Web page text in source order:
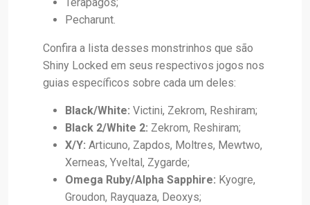
Terapagos;
Pecharunt.
Confira a lista desses monstrinhos que são
Shiny Locked em seus respectivos jogos nos
guias específicos sobre cada um deles:
Black/White: Victini, Zekrom, Reshiram;
Black 2/White 2: Zekrom, Reshiram;
X/Y: Articuno, Zapdos, Moltres, Mewtwo,
Xerneas, Yveltal, Zygarde;
Omega Ruby/Alpha Sapphire: Kyogre,
Groudon, Rayquaza, Deoxys;